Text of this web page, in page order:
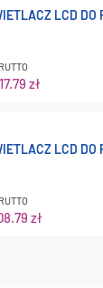
LCD DO
zł
LCD DO
zł